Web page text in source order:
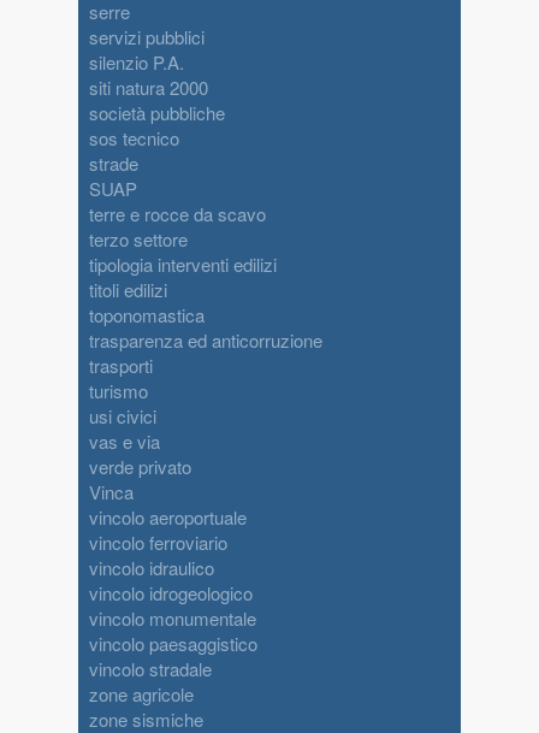
serre
servizi pubblici
silenzio P.A.
siti natura 2000
società pubbliche
sos tecnico
strade
SUAP
terre e rocce da scavo
terzo settore
tipologia interventi edilizi
titoli edilizi
toponomastica
trasparenza ed anticorruzione
trasporti
turismo
usi civici
vas e via
verde privato
Vinca
vincolo aeroportuale
vincolo ferroviario
vincolo idraulico
vincolo idrogeologico
vincolo monumentale
vincolo paesaggistico
vincolo stradale
zone agricole
zone sismiche